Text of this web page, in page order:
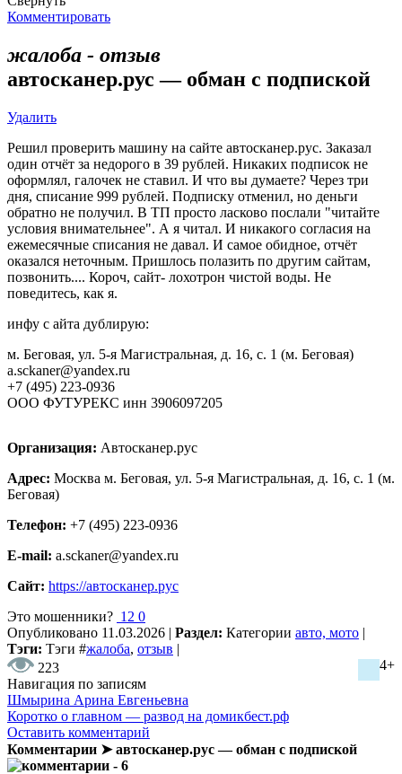
Комментировать
жалоба - отзыв
автосканер.рус — обман с подпиской
Удалить
Решил проверить машину на сайте автосканер.рус. Заказал
один отчёт за недорого в 39 рублей. Никаких подписок не
оформлял, галочек не ставил. И что вы думаете? Через три
дня, списание 999 рублей. Подписку отменил, но деньги
обратно не получил. В ТП просто ласково послали "читайте
условия внимательнее". А я читал. И никакого согласия на
ежемесячные списания не давал. И самое обидное, отчёт
оказался неточным. Пришлось полазить по другим сайтам,
позвонить.... Короч, сайт- лохотрон чистой воды. Не
поведитесь, как я.
инфу с айта дублирую:
м. Беговая, ул. 5-я Магистральная, д. 16, с. 1 (м. Беговая)
a.sckaner@yandex.ru
+7 (495) 223-0936
ООО ФУТУРЕКС инн 3906097205
Организация: Автосканер.рус
Адрес: Москва м. Беговая, ул. 5-я Магистральная, д. 16, с. 1 (м.
Беговая)
Телефон: +7 (495) 223-0936
E-mail: a.sckaner@yandex.ru
Сайт: https://автосканер.рус
Это мошенники? 12 0
Опубликовано 11.03.2026 | Раздел: Категории авто, мото |
Тэги: Тэги #жалоба, отзыв |
223
4+
Навигация по записям
Шмырина Арина Евгеньевна
Коротко о главном — развод на домикбест.рф
Оставить комментарий
Комментарии ➤ автосканер.рус — обман с подпиской
- 6